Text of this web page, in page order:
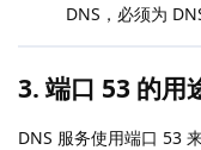
DNS，必须为
3. 端口 53 的用
DNS 服务使用端口 53